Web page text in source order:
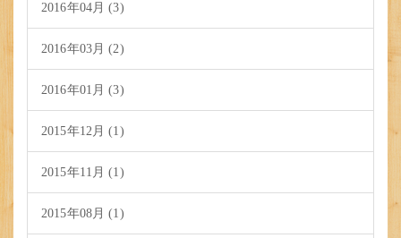
2016年04月 (3)
2016年03月 (2)
2016年01月 (3)
2015年12月 (1)
2015年11月 (1)
2015年08月 (1)